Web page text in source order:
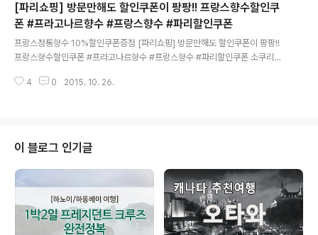
만 샌드위치도 먹어보고 싶었던 소쿠리 1인, 다른 소쿠리 1인저희는 오늘의 메
뉴와 샌드위치 하나를 시킵니다. #파리맛집 #파리바정말 프랑스에서의 바게뜨
는 잊을 수 없는 맛인 것 같아요.대체 한국의 바게뜨와 무엇이 다른 걸까요? #파
리맛집 #파리바 ..
[파리쇼핑] 방문만해도 할인쿠폰이 팡팡!! 프랑스향수할인쿠
폰 #프라고나르향수 #프랑스향수 #파리할인쿠폰
프랑스정통향수 10%할인쿠폰증정 [파리쇼핑] 방문만해도 할인쿠폰이 팡팡!!
프랑스향수할인쿠폰 #프라고나르향수 #프랑스향수 #파리할인쿠폰 소쿠리패
해드리는 것은 물론!!할인쿠폰도 팡팡!!![파리쇼핑] 방문만해도 할인쿠폰이 팡
해도 할인쿠폰이 팡팡!! 프랑스향수할인쿠폰 #프라고나르향수 #프랑스향수 #
파리할인쿠폰 진짜 프랑스다운 장소에 새롭게 문을 열었습니다!!향수의 역사,
향수는 어떻게 만드는가. 등등!공짜로 박물관도 관람하고..
4 0 2015. 10. 26.
이 블로그 인기글